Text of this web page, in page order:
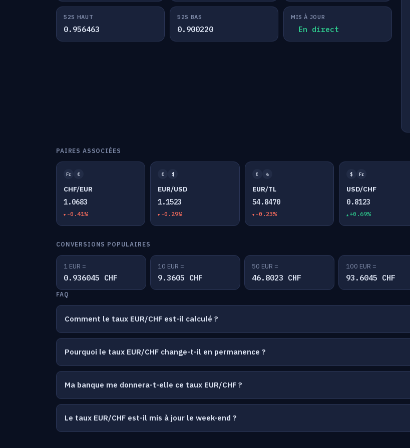
52S HAUT
0.956463
52S BAS
0.900220
MIS À JOUR
En direct
PAIRES ASSOCIÉES
Fr €
CHF/EUR
1.0683
-0.41%
€ $
EUR/USD
1.1523
-0.29%
€ ₺
EUR/TL
54.8470
-0.23%
$ Fr
USD/CHF
0.8123
+0.69%
CONVERSIONS POPULAIRES
1 EUR =
0.936045 CHF
10 EUR =
9.3605 CHF
50 EUR =
46.8023 CHF
100 EUR =
93.6045 CHF
FAQ
Comment le taux EUR/CHF est-il calculé ?
Pourquoi le taux EUR/CHF change-t-il en permanence ?
Ma banque me donnera-t-elle ce taux EUR/CHF ?
Le taux EUR/CHF est-il mis à jour le week-end ?